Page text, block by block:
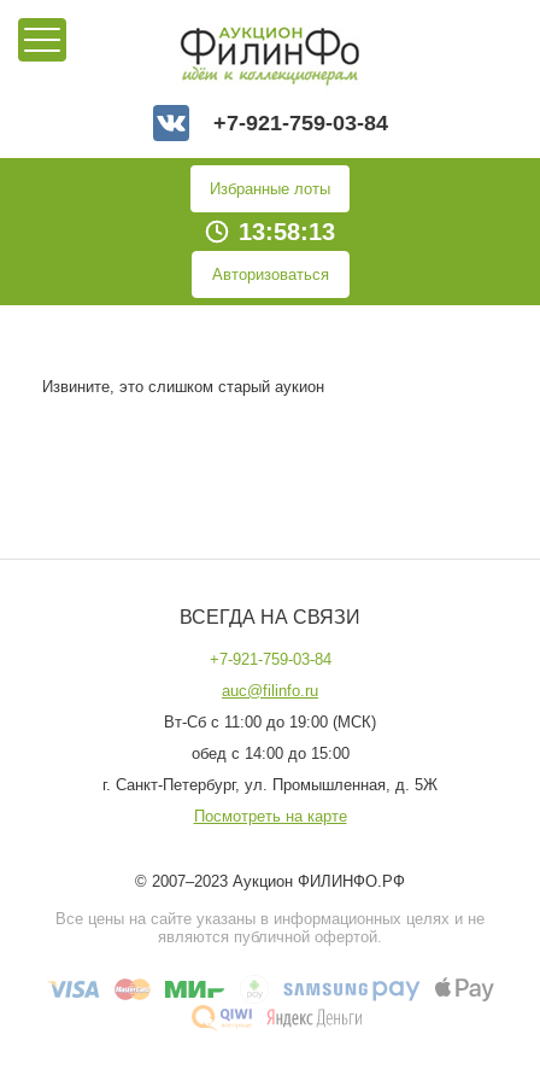
+7-921-759-03-84
Избранные лоты
13:58:13
Авторизоваться
Извините, это слишком старый аукион
ВСЕГДА НА СВЯЗИ
+7-921-759-03-84
auc@filinfo.ru
Вт-Сб с 11:00 до 19:00 (МСК)
обед с 14:00 до 15:00
г. Санкт-Петербург, ул. Промышленная, д. 5Ж
Посмотреть на карте
© 2007–2023 Аукцион ФИЛИНФО.РФ
Все цены на сайте указаны в информационных целях и не
являются публичной офертой.